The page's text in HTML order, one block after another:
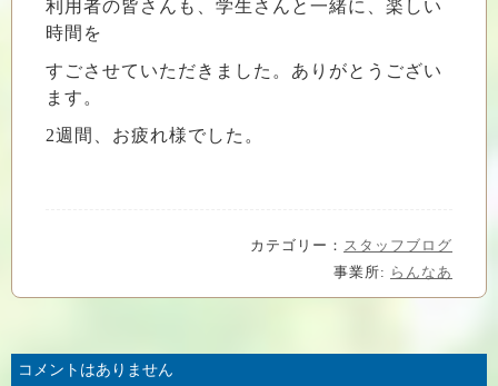
利用者の皆さんも、学生さんと一緒に、楽しい
時間を
すごさせていただきました。ありがとうござい
ます。
2週間、お疲れ様でした。
カテゴリー： スタッフブログ
事業所: らんなあ
コメントはありません